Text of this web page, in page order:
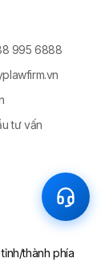
995 6888
tư vấn
tỉnh/thành phía